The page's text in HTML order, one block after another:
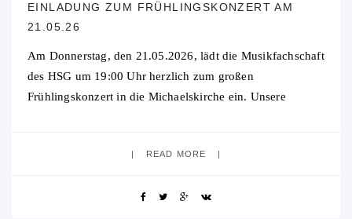
EINLADUNG ZUM FRÜHLINGSKONZERT AM
21.05.26
Am Donnerstag, den 21.05.2026, lädt die Musikfachschaft
des HSG um 19:00 Uhr herzlich zum großen
Frühlingskonzert in die Michaelskirche ein. Unsere
READ MORE